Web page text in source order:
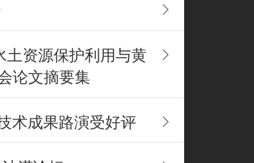
土资源保护利用与黄
论文摘要集
术成果路演受好评